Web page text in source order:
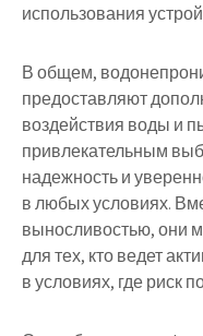
использования
В общем,
предоставляют
воздействия воды и
привлекательным
надежность и
в любых условиях.
выносливостью, они
для тех, кто ведет
в условиях, где риск